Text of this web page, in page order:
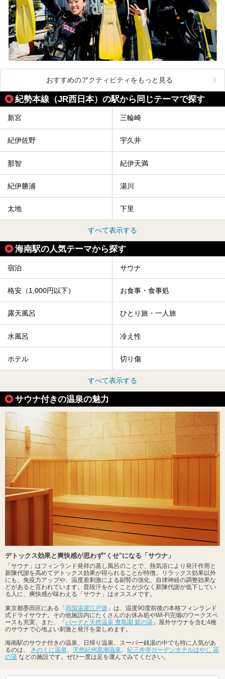
おすすめのアクティビティをもっと見る
紀勢本線（JR西日本）の駅から同じテーマで探す
新宮 三輪崎
紀伊佐野 宇久井
那智 紀伊天満
紀伊勝浦 湯川
太地 下里
すべて表示する
海南駅の人気テーマから探す
宿泊 サウナ
格安（1,000円以下） お食事・食事処
露天風呂 ひとり旅・一人旅
水風呂 冷え性
ホテル 切り傷
すべて表示する
サウナ付きの温泉の魅力
デトックス効果と爽快感が思わず"くせ"になる「サウナ」
「サウナ」はフィンランド発祥の蒸し風呂のことで、熱気浴により発汗作用と
新陳代謝を高めてデトックス効果が得られることが特徴。リラックス効果以外
にも、免疫力アップや、温度差刺激による副腎の強化、自律神経の調整効果な
どがあると言われています。普段汗をかくことが少なく新陳代謝が低下してい
る人に、爽快感が味わえる「サウナ」はオススメです。
東京都墨田区にある「 両国湯屋江戸遊 」は、温度90度前後の本格フィンランド
式ドライサウナ。その他施設内にたくさんのお休み処やWi-Fi完備のワークスペ
ースも充実。また、「 バーデと天然温泉 豊島園 庭の湯 」屋外サウナを含む4種
のサウナで心地よい刺激と発汗を楽しめます。
海南駅のサウナ付きの温泉、日帰り温泉、スーパー銭湯の中でも特に人気があ
るのは、
きのくに温泉、 天然紀州黒潮温泉、 紀三井寺ガーデンホテルはやし 花
の湯 などの施設です。ぜひ一度は足を運んでみてください。